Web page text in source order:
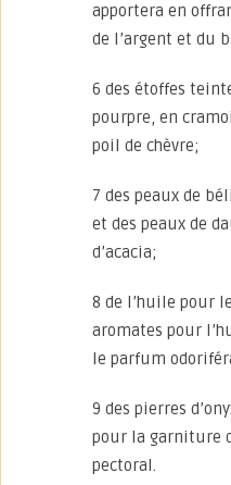
apportera en
de l’argent et du
6 des étoffes
pourpre, en
poil de chèvre;
7 des peaux de
et des peaux de
d’acacia;
8 de l’huile pour
aromates pour
le parfum
9 des pierres
pour la garniture
pectoral.